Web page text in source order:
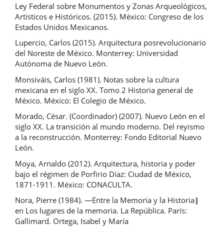
Ley Federal sobre Monumentos y Zonas Arqueológicos,
Artísticos e Históricos. (2015). México: Congreso de los
Estados Unidos Mexicanos.
Lupercio, Carlos (2015). Arquitectura posrevolucionario
del Noreste de México. Monterrey: Universidad
Autónoma de Nuevo León.
Monsiváis, Carlos (1981). Notas sobre la cultura
mexicana en el siglo XX. Tomo 2 Historia general de
México. México: El Colegio de México.
Morado, César. (Coordinador) (2007). Nuevo León en el
siglo XX. La transición al mundo moderno. Del reyismo
a la reconstrucción. Monterrey: Fondo Editorial Nuevo
León.
Moya, Arnaldo (2012). Arquitectura, historia y poder
bajo el régimen de Porfirio Díaz: Ciudad de México,
1871-1911. México: CONACULTA.
Nora, Pierre (1984). ―Entre la Memoria y la Historia‖
en Los lugares de la memoria. La República. París:
Gallimard. Ortega, Isabel y María